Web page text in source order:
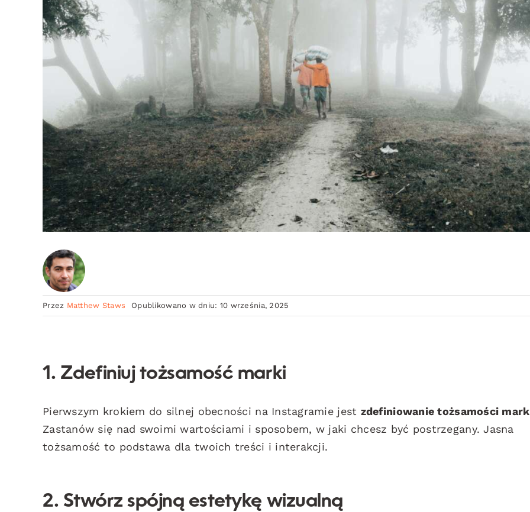
Przez Matthew Staws Opublikowano w dniu: 10 września, 2025
1. Zdefiniuj tożsamość marki
Pierwszym krokiem do silnej obecności na Instagramie jest zdefiniowanie tożsamości
Zastanów się nad swoimi wartościami i sposobem, w jaki chcesz być postrzegany. Jasna
tożsamość to podstawa dla twoich treści i interakcji.
2. Stwórz spójną estetykę wizualną